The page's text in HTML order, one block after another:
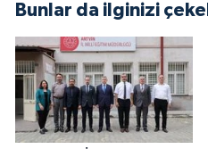
Bunlar da ilginizi